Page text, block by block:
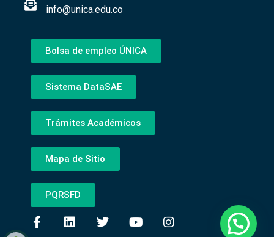
info@unica.edu.co
Bolsa de empleo ÚNICA
Sistema DataSAE
Trámites Académicos
Mapa de Sitio
PQRSFD